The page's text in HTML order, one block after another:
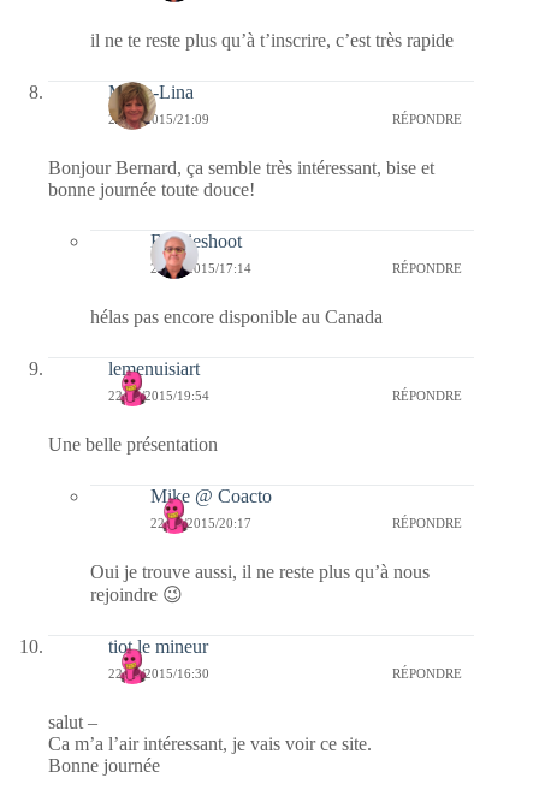
il ne te reste plus qu’à t’inscrire, c’est très rapide
Maria-Lina
22/09/2015/21:09 RÉPONDRE
Bonjour Bernard, ça semble très intéressant, bise et
bonne journée toute douce!
Bernieshoot
23/09/2015/17:14 RÉPONDRE
hélas pas encore disponible au Canada
lemenuisiart
22/09/2015/19:54 RÉPONDRE
Une belle présentation
Mike @ Coacto
22/09/2015/20:17 RÉPONDRE
Oui je trouve aussi, il ne reste plus qu’à nous
rejoindre 😉
tiot le mineur
22/09/2015/16:30 RÉPONDRE
salut –
Ca m’a l’air intéressant, je vais voir ce site.
Bonne journée